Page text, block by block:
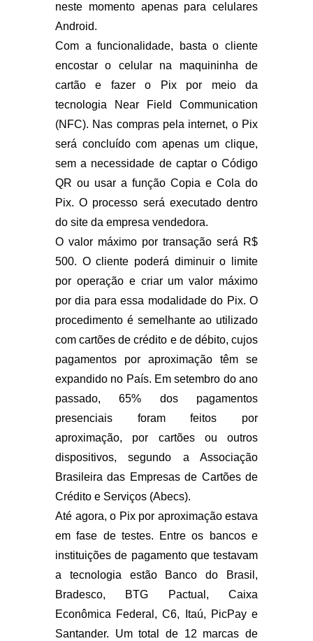
neste momento apenas para celulares
Android.
Com a funcionalidade, basta o cliente
encostar o celular na maquininha de
cartão e fazer o Pix por meio da
tecnologia Near Field Communication
(NFC). Nas compras pela internet, o Pix
será concluído com apenas um clique,
sem a necessidade de captar o Código
QR ou usar a função Copia e Cola do
Pix. O processo será executado dentro
do site da empresa vendedora.
O valor máximo por transação será R$
500. O cliente poderá diminuir o limite
por operação e criar um valor máximo
por dia para essa modalidade do Pix. O
procedimento é semelhante ao utilizado
com cartões de crédito e de débito, cujos
pagamentos por aproximação têm se
expandido no País. Em setembro do ano
passado, 65% dos pagamentos
presenciais foram feitos por
aproximação, por cartões ou outros
dispositivos, segundo a Associação
Brasileira das Empresas de Cartões de
Crédito e Serviços (Abecs).
Até agora, o Pix por aproximação estava
em fase de testes. Entre os bancos e
instituições de pagamento que testavam
a tecnologia estão Banco do Brasil,
Bradesco, BTG Pactual, Caixa
Econômica Federal, C6, Itaú, PicPay e
Santander. Um total de 12 marcas de